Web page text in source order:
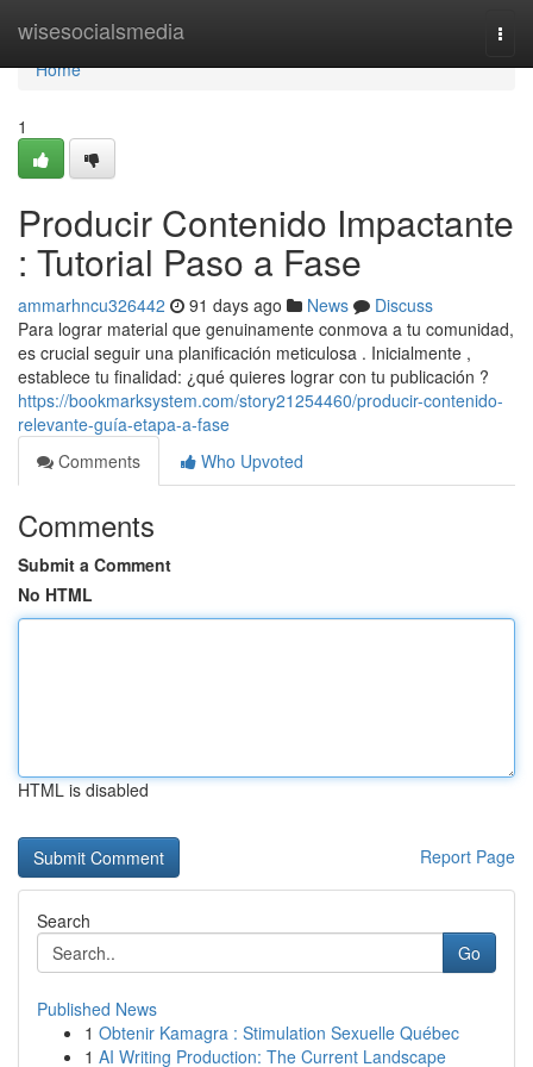
wisesocialsmedia
Home
Home
1
Producir Contenido Impactante
: Tutorial Paso a Fase
ammarhncu326442 91 days ago News
Discuss
Para lograr material que genuinamente conmova a tu comunidad,
es crucial seguir una planificación meticulosa . Inicialmente ,
establece tu finalidad: ¿qué quieres lograr con tu publicación ?
https://bookmarksystem.com/story21254460/producir-contenido-
relevante-guía-etapa-a-fase
Comments
Who Upvoted
Comments
Submit a Comment
No HTML
HTML is disabled
Report Page
Search
Go
Published News
1 Obtenir Kamagra : Stimulation Sexuelle Québec
1 AI Writing Production: The Current Landscape